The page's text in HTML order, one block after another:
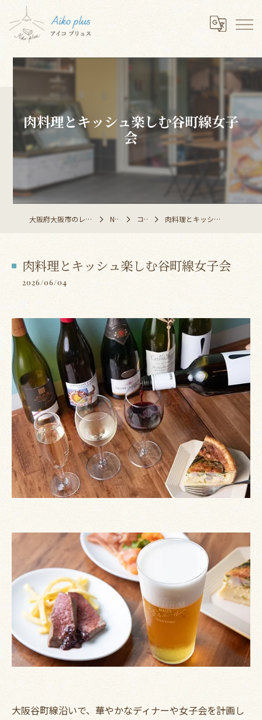
肉料理とキッシュ楽しむ谷町線女子
会
大阪府大阪市のレストランならAiko plus NEWS コラム 肉料理とキッシュ楽しむ谷町線女子会
肉料理とキッシュ楽しむ谷町線女子会
2026/06/04
大阪谷町線沿いで、華やかなディナーや女子会を計画し